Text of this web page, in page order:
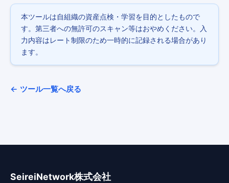
本ツールは自組織の資産点検・学習を目的としたもので
す。第三者への無許可のスキャン等はおやめください。入
力内容はレート制限のため一時的に記録される場合があり
ます。
← ツール一覧へ戻る
SeireiNetwork株式会社